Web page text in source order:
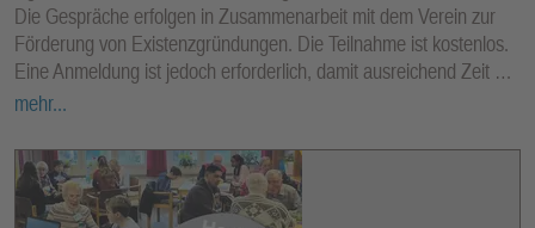
Die Gespräche erfolgen in Zusammenarbeit mit dem Verein zur
Förderung von Existenzgründungen. Die Teilnahme ist kostenlos.
Eine Anmeldung ist jedoch erforderlich, damit ausreichend Zeit …
mehr...